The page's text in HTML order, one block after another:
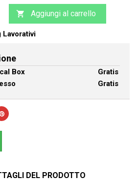
 Aggiungi al carrello
Lavorativi
Box
Gratis
Gratis
DEL PRODOTTO